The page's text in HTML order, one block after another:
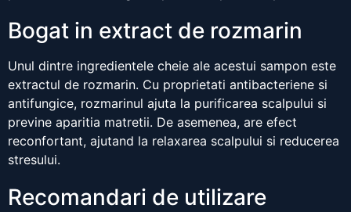
Bogat in extract de rozmarin
Unul dintre ingredientele cheie ale acestui sampon este
extractul de rozmarin. Cu proprietati antibacteriene si
antifungice, rozmarinul ajuta la purificarea scalpului si
previne aparitia matretii. De asemenea, are efect
reconfortant, ajutand la relaxarea scalpului si reducerea
stresului.
Recomandari de utilizare